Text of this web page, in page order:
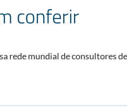
conferir
rede mundial de